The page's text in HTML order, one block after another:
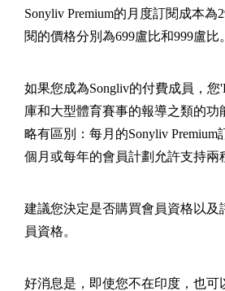
Sonyliv Premium的月度訂閱成本
閱的價格分別為699盧比和999盧比。
如果您成為Songliv的付費成員，
庫和大型體育賽事的報導之類的
略有區別：每月的Sonyliv
個月或每年的會員計劃允許支持兩
建議您決定是否購買會員資格以及
員資格。
好消息是，即使您不在印度，也可